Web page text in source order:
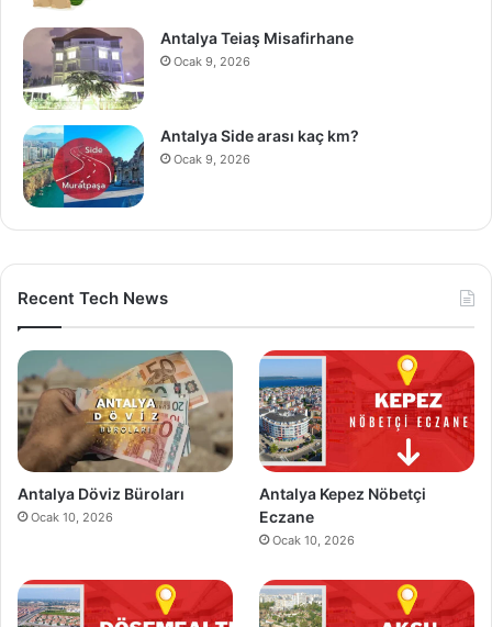
Antalya Teiaş Misafirhane
Ocak 9, 2026
Antalya Side arası kaç km?
Ocak 9, 2026
Recent Tech News
Antalya Döviz Büroları
Ocak 10, 2026
Antalya Kepez Nöbetçi
Eczane
Ocak 10, 2026